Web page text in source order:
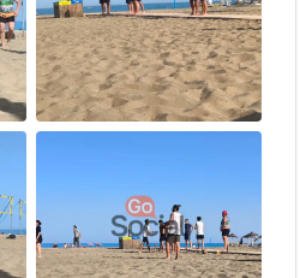
escaneando el código QR. ¡Es
mejor para que todos
¡es ley de equipo! 😄)
solo?